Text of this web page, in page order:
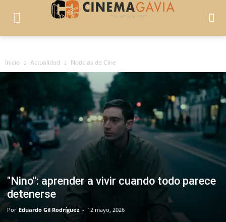
Inicio Actualidad Noticias de Cine
"Nino": aprender a vivir cuando todo parece
detenerse
Por Eduardo Gil Rodríguez - 12 mayo, 2026